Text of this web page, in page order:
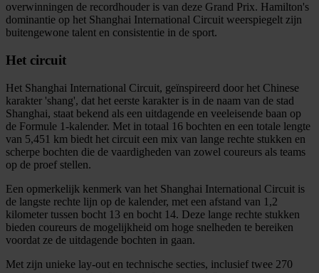
overwinningen de recordhouder is van deze Grand Prix. Hamilton's
dominantie op het Shanghai International Circuit weerspiegelt zijn
buitengewone talent en consistentie in de sport.
Het circuit
Het Shanghai International Circuit, geïnspireerd door het Chinese
karakter 'shang', dat het eerste karakter is in de naam van de stad
Shanghai, staat bekend als een uitdagende en veeleisende baan op
de Formule 1-kalender. Met in totaal 16 bochten en een totale lengte
van 5,451 km biedt het circuit een mix van lange rechte stukken en
scherpe bochten die de vaardigheden van zowel coureurs als teams
op de proef stellen.
Een opmerkelijk kenmerk van het Shanghai International Circuit is
de langste rechte lijn op de kalender, met een afstand van 1,2
kilometer tussen bocht 13 en bocht 14. Deze lange rechte stukken
bieden coureurs de mogelijkheid om hoge snelheden te bereiken
voordat ze de uitdagende bochten in gaan.
Met zijn unieke lay-out en technische secties, inclusief twee 270